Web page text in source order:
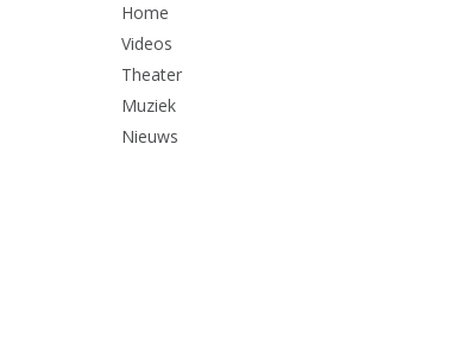
Home
Videos
Theater
Muziek
Nieuws